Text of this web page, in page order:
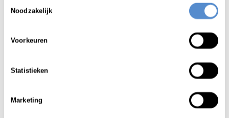
Noodzakelijk
Voorkeuren
Statistieken
Marketing
めおと
meotojawan
(een set van) twee theekopjes (voor een
echtpaar)